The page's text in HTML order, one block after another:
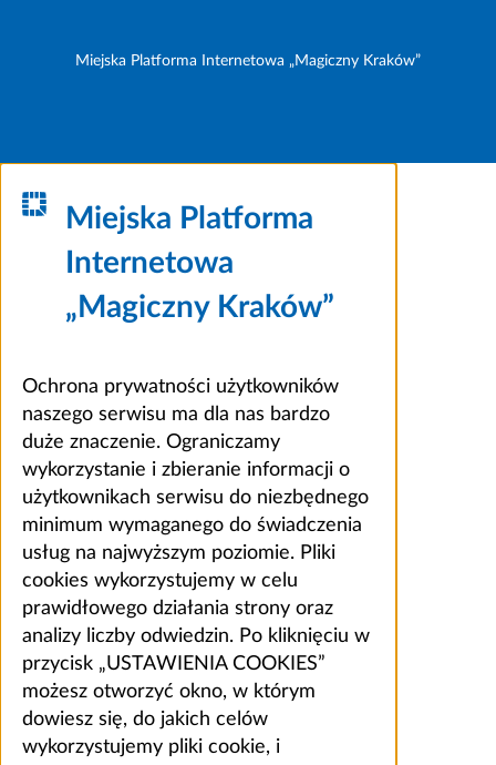
Miejska Platforma Internetowa „Magiczny Kraków”
Miejska Platforma
Internetowa
„Magiczny Kraków”
Ochrona prywatności użytkowników
naszego serwisu ma dla nas bardzo
duże znaczenie. Ograniczamy
wykorzystanie i zbieranie informacji o
użytkownikach serwisu do niezbędnego
minimum wymaganego do świadczenia
usług na najwyższym poziomie. Pliki
cookies wykorzystujemy w celu
prawidłowego działania strony oraz
analizy liczby odwiedzin. Po kliknięciu w
przycisk „USTAWIENIA COOKIES”
możesz otworzyć okno, w którym
dowiesz się, do jakich celów
wykorzystujemy pliki cookie, i